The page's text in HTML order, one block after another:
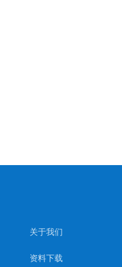
关于我们
资料下载